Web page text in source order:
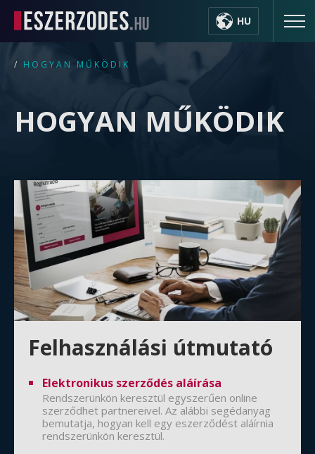
HU
/ HOGYAN MŰKÖDIK
HOGYAN MŰKÖDIK
Felhasználási útmutató
Elektronikus szerződés aláírása
Rendszerünkön keresztül egyszerűen online
szerződhet partnereivel. Az alábbi segédanyag
bemutatja, hogyan kell egy eszerződést aláírnia
rendszerünkön keresztül.